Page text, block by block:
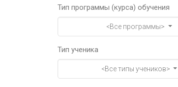
Тип программы (курса) обучения
<Все программы>
Тип ученика
<Все типы учеников>